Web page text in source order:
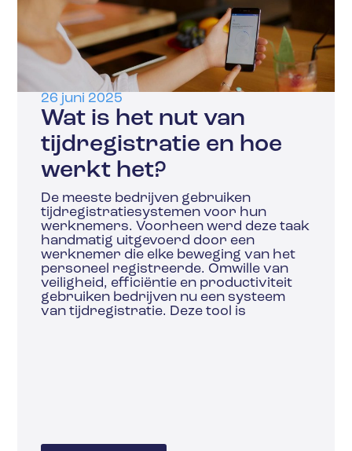
26 juni 2025
Wat is het nut van
tijdregistratie en hoe
werkt het?
De meeste bedrijven gebruiken
tijdregistratiesystemen voor hun
werknemers. Voorheen werd deze taak
handmatig uitgevoerd door een
werknemer die elke beweging van het
personeel registreerde. Omwille van
veiligheid, efficiëntie en productiviteit
gebruiken bedrijven nu een systeem
van tijdregistratie. Deze tool is